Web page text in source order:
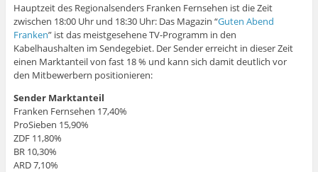
Hauptzeit des Regionalsenders Franken Fernsehen ist die Zeit
zwischen 18:00 Uhr und 18:30 Uhr: Das Magazin “Guten Abend
Franken” ist das meistgesehene TV-Programm in den
Kabelhaushalten im Sendegebiet. Der Sender erreicht in dieser Zeit
einen Marktanteil von fast 18 % und kann sich damit deutlich vor
den Mitbewerbern positionieren:
Sender Marktanteil
Franken Fernsehen 17,40%
ProSieben 15,90%
ZDF 11,80%
BR 10,30%
ARD 7,10%